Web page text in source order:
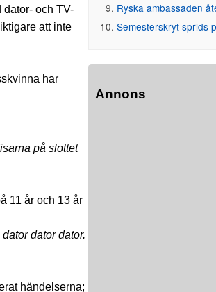
och TV-
att inte
har
på slottet
11 år och 13 år
dator dator.
händelserna;
Ryska ambassaden
Semesterskryt sprids
Annons